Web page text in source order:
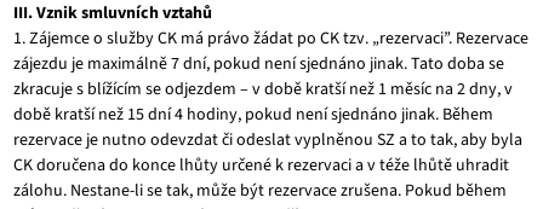
III. Vznik smluvních vztahů
1. Zájemce o služby CK má právo žádat po CK tzv. „rezervaci”. Rezervace
zájezdu je maximálně 7 dní, pokud není sjednáno jinak. Tato doba se
zkracuje s blížícím se odjezdem – v době kratší než 1 měsíc na 2 dny, v
době kratší než 15 dní 4 hodiny, pokud není sjednáno jinak. Během
rezervace je nutno odevzdat či odeslat vyplněnou SZ a to tak, aby byla
CK doručena do konce lhůty určené k rezervaci a v téže lhůtě uhradit
zálohu. Nestane-li se tak, může být rezervace zrušena. Pokud během